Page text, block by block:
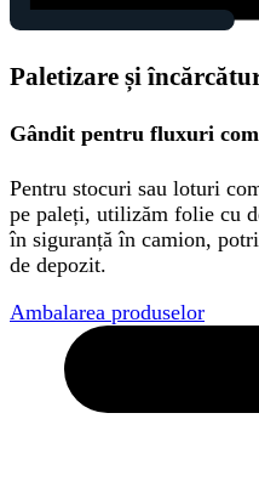
Paletizare și
Gândit pentru fluxuri
Pentru stocuri sau loturi
pe paleți, utilizăm folie cu
în siguranță în camion,
de depozit.
Ambalarea produselor